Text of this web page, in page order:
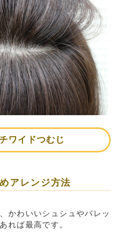
ワイドつむじ
アレンジ方法
かわいいシュシュやバレッ
れば最高です。